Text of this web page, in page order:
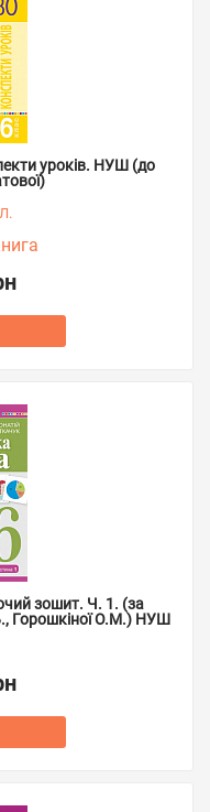
уроків. НУШ (до
зошит. Ч. 1. (за
Горошкіної О.М.) НУШ